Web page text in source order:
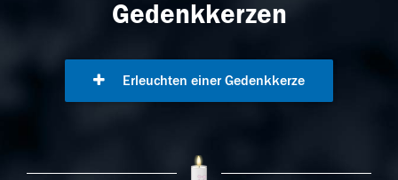
Gedenkkerzen
Erleuchten einer Gedenkkerze